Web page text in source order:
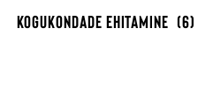
KOGUKONDADE EHITAMINE (6)